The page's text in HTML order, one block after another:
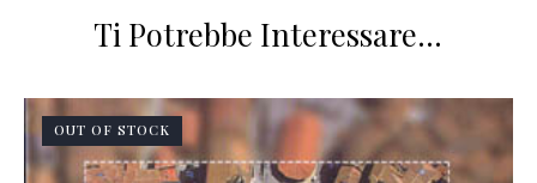
Ti Potrebbe Interessare…
OUT OF STOCK